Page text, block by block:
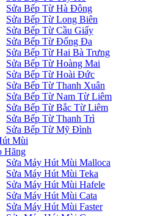
Sửa Bếp Từ Hà Đông
Sửa Bếp Từ Long Biên
Sửa Bếp Từ Cầu Giấy
Sửa Bếp Từ Đống Đa
Sửa Bếp Từ Hai Bà Trưng
Sửa Bếp Từ Hoàng Mai
Sửa Bếp Từ Hoài Đức
Sửa Bếp Từ Thanh Xuân
Sửa Bếp Từ Nam Từ Liêm
Sửa Bếp Từ Bắc Từ Liêm
Sửa Bếp Từ Thanh Trì
Sửa Bếp Từ Mỹ Đình
Mùi
Hãng
Sửa Máy Hút Mùi Malloca
Sửa Máy Hút Mùi Teka
Sửa Máy Hút Mùi Hafele
Sửa Máy Hút Mùi Cata
Sửa Máy Hút Mùi Faster